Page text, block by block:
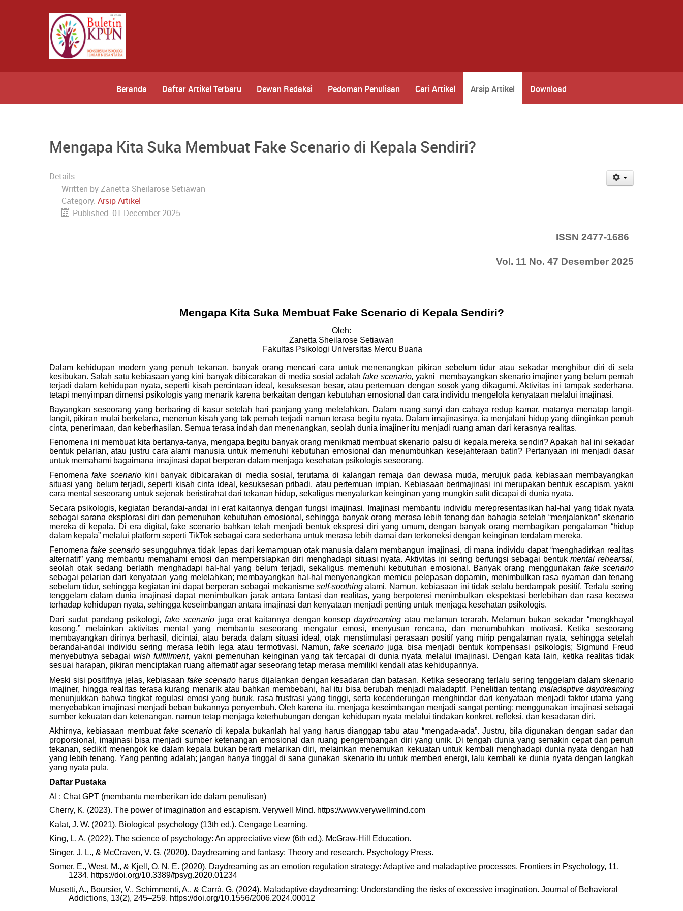
Beranda Daftar Artikel Terbaru Dewan Redaksi Pedoman Penulisan Cari Artikel Arsip Artikel Download
Mengapa Kita Suka Membuat Fake Scenario di Kepala Sendiri?
Details
Written byZanetta Sheilarose Setiawan
Category: Arsip Artikel
Published: 01 December 2025
ISSN 2477-1686
Vol. 11 No. 47 Desember 2025
Mengapa Kita Suka Membuat Fake Scenario di Kepala Sendiri?
Oleh:
Zanetta Sheilarose Setiawan
Fakultas Psikologi Universitas Mercu Buana
Dalam kehidupan modern yang penuh tekanan, banyak orang mencari cara untuk menenangkan pikiran sebelum tidur atau sekadar menghibur diri di sela
kesibukan. Salah satu kebiasaan yang kini banyak dibicarakan di media sosial adalahfake scenario,yakni membayangkan skenario imajiner yang belum pernah
terjadi dalam kehidupan nyata, seperti kisah percintaan ideal, kesuksesan besar, atau pertemuan dengan sosok yang dikagumi. Aktivitas ini tampak sederhana,
tetapi menyimpan dimensi psikologis yang menarik karena berkaitan dengan kebutuhan emosional dan cara individu mengelola kenyataan melalui imajinasi.
Bayangkan seseorang yang berbaring di kasur setelah hari panjang yang melelahkan. Dalam ruang sunyi dan cahaya redup kamar, matanya menatap langit-
langit, pikiran mulai berkelana, menenun kisah yang tak pernah terjadi namun terasa begitu nyata. Dalam imajinasinya, ia menjalani hidup yang diinginkan penuh
cinta, penerimaan, dan keberhasilan. Semua terasa indah dan menenangkan, seolah dunia imajiner itu menjadi ruang aman dari kerasnya realitas.
Fenomena ini membuat kita bertanya-tanya, mengapa begitu banyak orang menikmati membuat skenario palsu di kepala mereka sendiri? Apakah hal ini sekadar
bentuk pelarian, atau justru cara alami manusia untuk memenuhi kebutuhan emosional dan menumbuhkan kesejahteraan batin? Pertanyaan ini menjadi dasar
untuk memahami bagaimana imajinasi dapat berperan dalam menjaga kesehatan psikologis seseorang.
Fenomenafake scenariokini banyak dibicarakan di media sosial, terutama di kalangan remaja dan dewasa muda, merujuk pada kebiasaan membayangkan
situasi yang belum terjadi, seperti kisah cinta ideal, kesuksesan pribadi, atau pertemuan impian. Kebiasaan berimajinasi ini merupakan bentuk escapism, yakni
cara mental seseorang untuk sejenak beristirahat dari tekanan hidup, sekaligus menyalurkan keinginan yang mungkin sulit dicapai di dunia nyata.
Secara psikologis, kegiatan berandai-andai ini erat kaitannya dengan fungsi imajinasi. Imajinasi membantu individu merepresentasikan hal-hal yang tidak nyata
sebagai sarana eksplorasi diri dan pemenuhan kebutuhan emosional, sehingga banyak orang merasa lebih tenang dan bahagia setelah “menjalankan” skenario
mereka di kepala. Di era digital, fake scenario bahkan telah menjadi bentuk ekspresi diri yang umum, dengan banyak orang membagikan pengalaman “hidup
dalam kepala” melalui platform seperti TikTok sebagai cara sederhana untuk merasa lebih damai dan terkoneksi dengan keinginan terdalam mereka.
Fenomena fake scenariosesungguhnya tidak lepas dari kemampuan otak manusia dalam membangun imajinasi, di mana individu dapat “menghadirkan realitas
alternatif” yang membantu memahami emosi dan mempersiapkan diri menghadapi situasi nyata. Aktivitas ini sering berfungsi sebagai bentukmental rehearsal,
seolah otak sedang berlatih menghadapi hal-hal yang belum terjadi, sekaligus memenuhi kebutuhan emosional. Banyak orang menggunakanfake scenario
sebagai pelarian dari kenyataan yang melelahkan; membayangkan hal-hal menyenangkan memicu pelepasan dopamin, menimbulkan rasa nyaman dan tenang
sebelum tidur, sehingga kegiatan ini dapat berperan sebagai mekanisme self-soothingalami. Namun, kebiasaan ini tidak selalu berdampak positif. Terlalu sering
tenggelam dalam dunia imajinasi dapat menimbulkan jarak antara fantasi dan realitas, yang berpotensi menimbulkan ekspektasi berlebihan dan rasa kecewa
terhadap kehidupan nyata, sehingga keseimbangan antara imajinasi dan kenyataan menjadi penting untuk menjaga kesehatan psikologis.
Dari sudut pandang psikologi,fake scenario juga erat kaitannya dengan konsepdaydreaming atau melamun terarah. Melamun bukan sekadar “mengkhayal
kosong,” melainkan aktivitas mental yang membantu seseorang mengatur emosi, menyusun rencana, dan menumbuhkan motivasi. Ketika seseorang
membayangkan dirinya berhasil, dicintai, atau berada dalam situasi ideal, otak menstimulasi perasaan positif yang mirip pengalaman nyata, sehingga setelah
berandai-andai individu sering merasa lebih lega atau termotivasi. Namun, fake scenario juga bisa menjadi bentuk kompensasi psikologis; Sigmund Freud
menyebutnya sebagai wish fulfillment, yakni pemenuhan keinginan yang tak tercapai di dunia nyata melalui imajinasi. Dengan kata lain, ketika realitas tidak
sesuai harapan, pikiran menciptakan ruang alternatif agar seseorang tetap merasa memiliki kendali atas kehidupannya.
Meski sisi positifnya jelas, kebiasaan fake scenarioharus dijalankan dengan kesadaran dan batasan. Ketika seseorang terlalu sering tenggelam dalam skenario
imajiner, hingga realitas terasa kurang menarik atau bahkan membebani, hal itu bisa berubah menjadi maladaptif. Penelitian tentang maladaptive daydreaming
menunjukkan bahwa tingkat regulasi emosi yang buruk, rasa frustrasi yang tinggi, serta kecenderungan menghindar dari kenyataan menjadi faktor utama yang
menyebabkan imajinasi menjadi beban bukannya penyembuh. Oleh karena itu, menjaga keseimbangan menjadi sangat penting: menggunakan imajinasi sebagai
sumber kekuatan dan ketenangan, namun tetap menjaga keterhubungan dengan kehidupan nyata melalui tindakan konkret, refleksi, dan kesadaran diri.
Akhirnya, kebiasaan membuat fake scenario di kepala bukanlah hal yang harus dianggap tabu atau “mengada-ada”. Justru, bila digunakan dengan sadar dan
proporsional, imajinasi bisa menjadi sumber ketenangan emosional dan ruang pengembangan diri yang unik. Di tengah dunia yang semakin cepat dan penuh
tekanan, sedikit menengok ke dalam kepala bukan berarti melarikan diri, melainkan menemukan kekuatan untuk kembali menghadapi dunia nyata dengan hati
yang lebih tenang. Yang penting adalah; jangan hanya tinggal di sana gunakan skenario itu untuk memberi energi, lalu kembali ke dunia nyata dengan langkah
yang nyata pula.
Daftar Pustaka
AI : Chat GPT (membantu memberikan ide dalam penulisan)
Cherry, K. (2023). The power of imagination and escapism. Verywell Mind. https://www.verywellmind.com
Kalat, J. W. (2021). Biological psychology (13th ed.). Cengage Learning.
King, L. A. (2022). The science of psychology: An appreciative view (6th ed.). McGraw-Hill Education.
Singer, J. L., & McCraven, V. G. (2020). Daydreaming and fantasy: Theory and research. Psychology Press.
Somer, E., West, M., & Kjell, O. N. E. (2020). Daydreaming as an emotion regulation strategy: Adaptive and maladaptive processes. Frontiers in Psychology, 11,
1234. https://doi.org/10.3389/fpsyg.2020.01234
Musetti, A., Boursier, V., Schimmenti, A., & Carrà, G. (2024). Maladaptive daydreaming: Understanding the risks of excessive imagination. Journal of Behavioral
Addictions, 13(2), 245–259. https://doi.org/10.1556/2006.2024.00012